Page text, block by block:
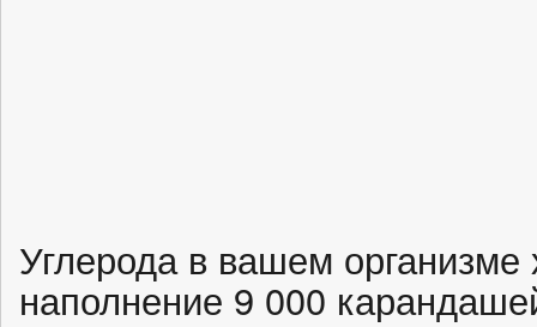
Углерода в вашем
наполнение 9 000